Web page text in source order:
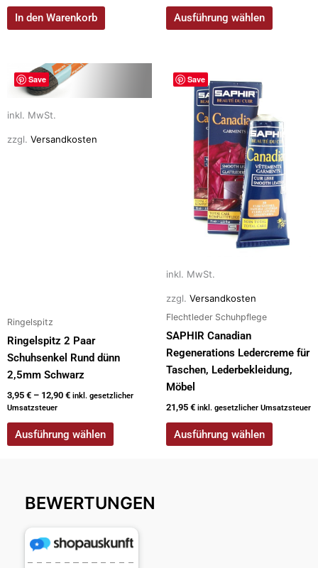
In den Warenkorb Ausführung wählen
Save
inkl. MwSt.
zzgl. Versandkosten
Ringelspitz
Ringelspitz 2 Paar
Schuhsenkel Rund dünn
2,5mm Schwarz
3,95 € – 12,90 € inkl. gesetzlicher
Umsatzsteuer
Ausführung wählen
Dieses
Produkt
mehrere
Varianten
Save
inkl. MwSt.
zzgl. Versandkosten
Flechtleder Schuhpflege
SAPHIR Canadian
Regenerations Ledercreme für
Taschen, Lederbekleidung,
Möbel
21,95 € inkl. gesetzlicher Umsatzsteuer
Ausführung wählen
Dieses
Produkt
mehrere
Varianten
Optionen
können
gewählt
werden
BEWERTUNGEN